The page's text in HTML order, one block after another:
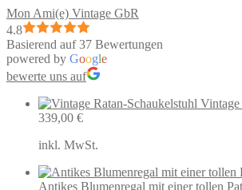
Mon Ami(e) Vintage GbR
4.8
Basierend auf 37 Bewertungen
powered by Google
bewerte uns auf
Vintage
339,00 €
inkl. MwSt.
Antikes Blumenregal mit einer tollen